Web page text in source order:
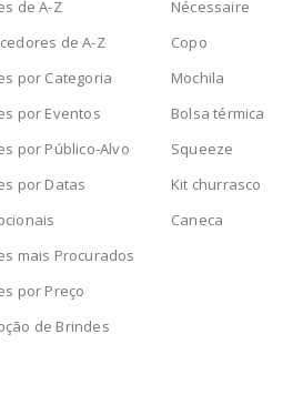
de A-Z
de A-Z
por Categoria
por Eventos
por Público-Alvo
por Datas
mais Procurados
por Preço
de Brindes
Nécessaire
Copo
Mochila
Bolsa térmica
Squeeze
Kit churrasco
Caneca